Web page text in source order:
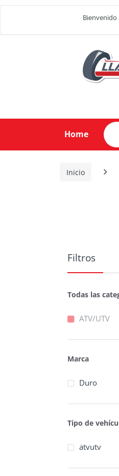
Bienvenido
Home
for:
Inicio
Filtros
Todas las
ATV/UTV
Marca
Duro
Tipo de
atvutv